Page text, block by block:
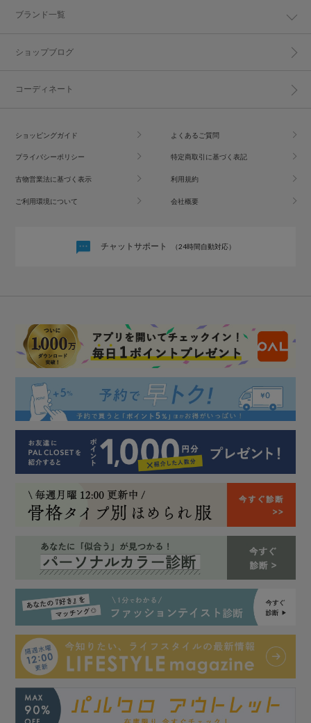
ブランド一覧
ショップブログ
コーディネート
ショッピングガイド よくあるご質問
プライバシーポリシー 特定商取引に基づく表記
古物営業法に基づく表示 利用規約
ご利用環境について 会社概要
チャットサポート （24時間自動対応）